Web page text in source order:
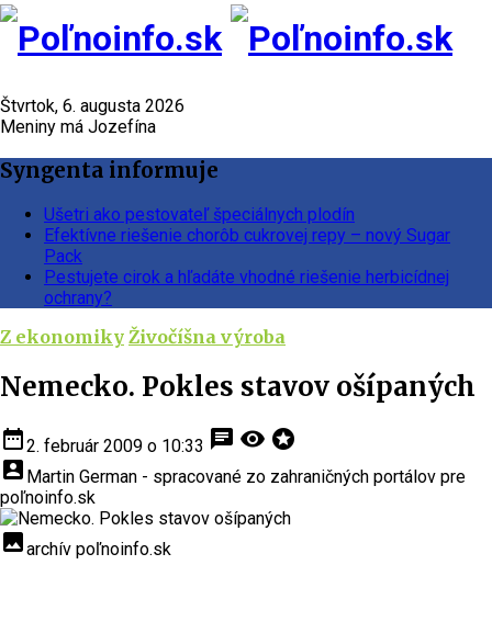
Štvrtok, 6. augusta 2026
Meniny má Jozefína
Syngenta informuje
Ušetri ako pestovateľ špeciálnych plodín
Efektívne riešenie chorôb cukrovej repy – nový Sugar
Pack
Pestujete cirok a hľadáte vhodné riešenie herbicídnej
ochrany?
Z ekonomiky Živočíšna výroba
Nemecko. Pokles stavov ošípaných
date_range2. február 2009 o 10:33 chat visibility stars
account_box Martin German - spracované zo zahraničných portálov pre
poľnoinfo.sk
insert_photoarchív poľnoinfo.sk